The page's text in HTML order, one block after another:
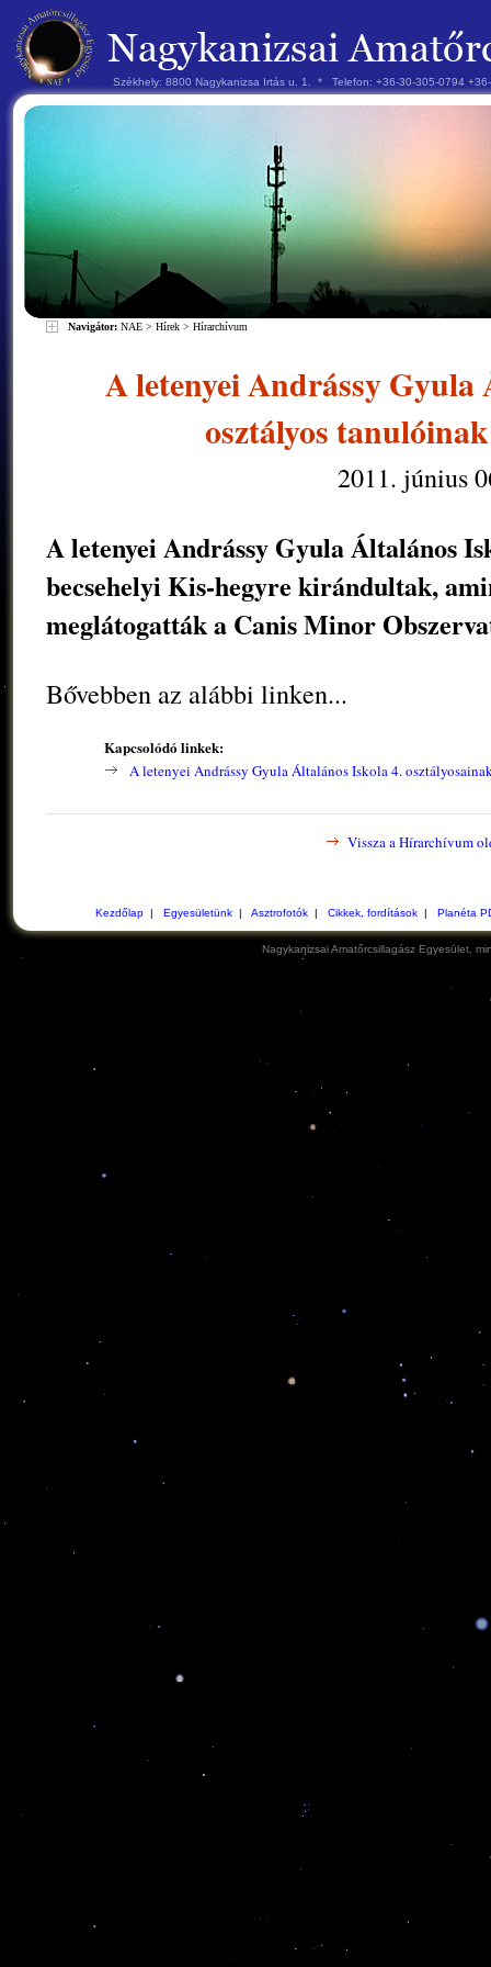
Székhely: 8800 Nagykanizsa Irtás u. 1. * Telefon: +36-30-305-0794
Navigátor: NAE > Hírek > Hírarchívum
A letenyei Andrássy Gyula
osztályos
2011. június
A letenyei Andrássy Gyula Általános
becsehelyi Kis-hegyre kirándultak,
meglátogatták a Canis Minor
Bővebben az alábbi linken...
Kapcsolódó linkek:
A letenyei Andrássy Gyula Általános Iskola 4.
Vissza a Hírarchívum
Kezdőlap| Egyesületünk| Asztrofotók| Cikkek, fordítások| Planéta
Nagykanizsai Amatőrcsillagász Egyesület,